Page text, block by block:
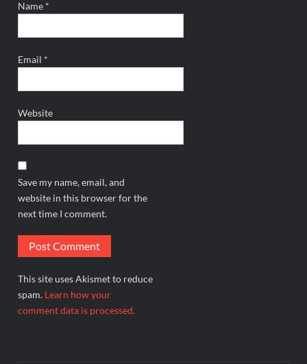
Name *
Email *
Website
Save my name, email, and
website in this browser for the
next time I comment.
This site uses Akismet to reduce
spam. Learn how your
comment data is processed.